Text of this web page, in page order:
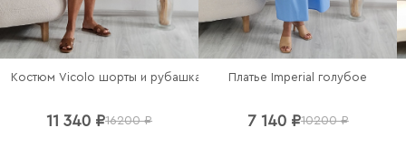
Костюм Vicolo шорты и рубашка в полоску
11 340 ₽16200 ₽
Платье Imperial голубое
7 140 ₽10200 ₽